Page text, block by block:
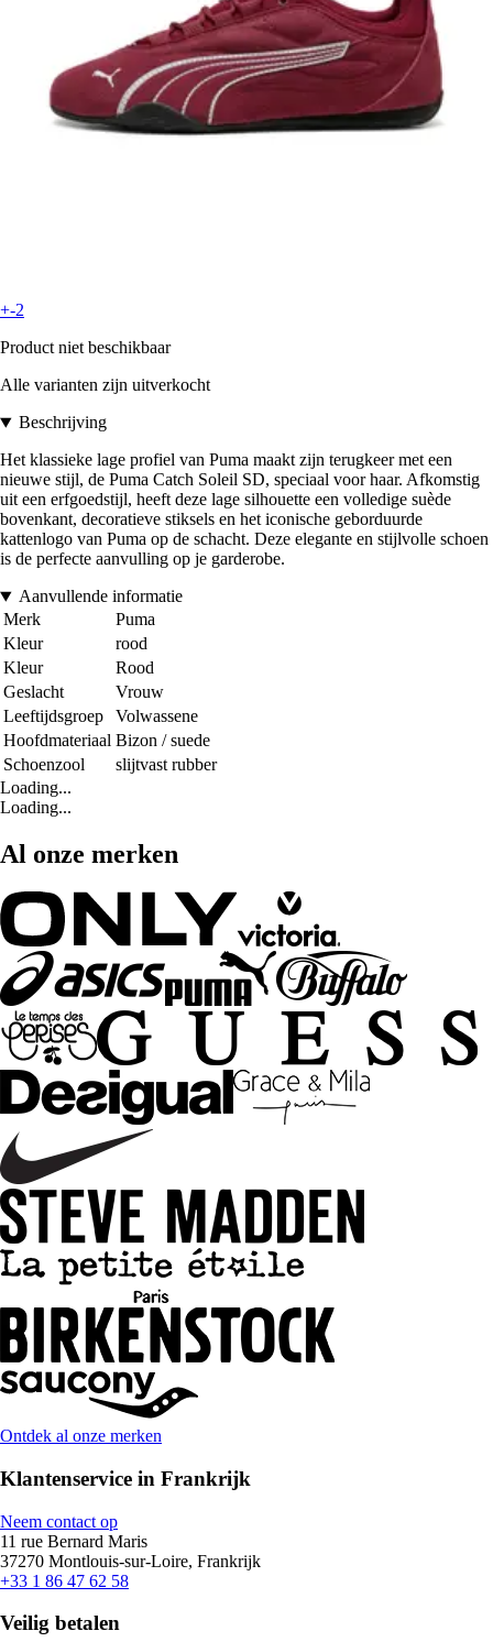
+-2
Product niet beschikbaar
Alle varianten zijn uitverkocht
Beschrijving
Het klassieke lage profiel van Puma maakt zijn terugkeer met een
nieuwe stijl, de Puma Catch Soleil SD, speciaal voor haar. Afkomstig
uit een erfgoedstijl, heeft deze lage silhouette een volledige suède
bovenkant, decoratieve stiksels en het iconische geborduurde
kattenlogo van Puma op de schacht. Deze elegante en stijlvolle schoen
is de perfecte aanvulling op je garderobe.
Aanvullende informatie
Merk
Puma
Kleur
rood
Kleur
Rood
Geslacht
Vrouw
Leeftijdsgroep
Volwassene
Hoofdmateriaal Bizon / suede
Schoenzool
slijtvast rubber
Loading...
Loading...
Al onze merken
Ontdek al onze merken
Klantenservice in Frankrijk
Neem contact op
11 rue Bernard Maris
37270 Montlouis-sur-Loire, Frankrijk
+33 1 86 47 62 58
Veilig betalen